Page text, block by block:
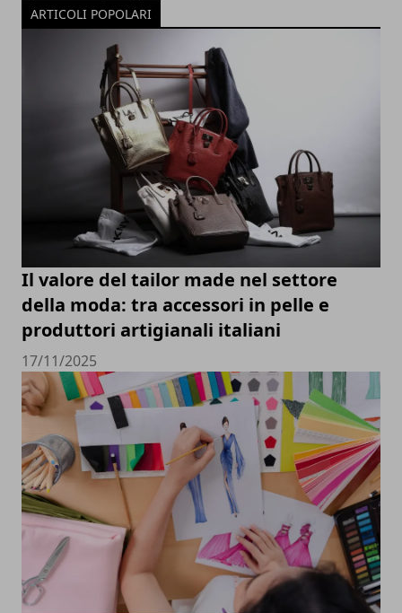
ARTICOLI POPOLARI
Il valore del tailor made nel settore
della moda: tra accessori in pelle e
produttori artigianali italiani
17/11/2025